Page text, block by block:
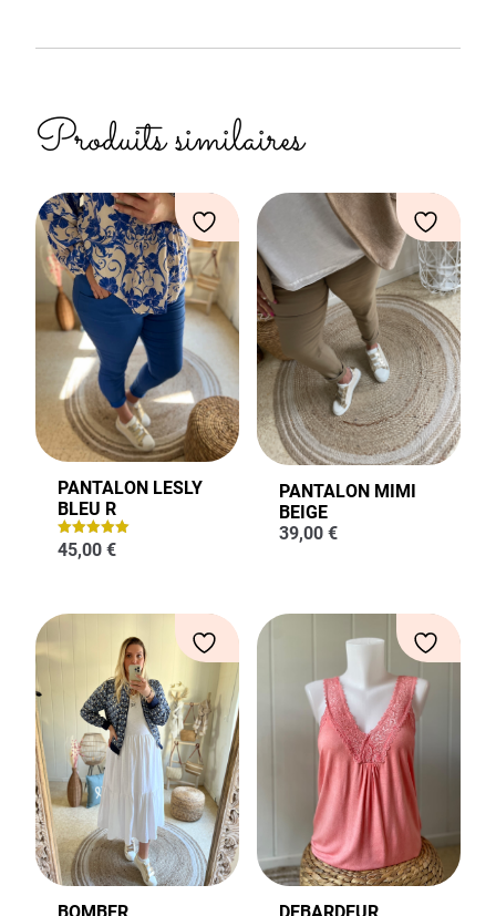
Produits similaires
PANTALON LESLY
BLEU R
Note
5.00
45,00 €
PANTALON MIMI
BEIGE
39,00 €